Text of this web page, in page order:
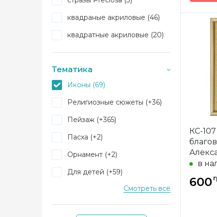
30х39 см (1)
24,5х60,5 см (1)
22х31 см (2)
45х71 (1)
55х77,5 см (2)
квадраные акриловые (46)
квадратные акриловые (20)
Тематика
Иконы (69)
Религиозные сюжеты (+36)
Пейзаж (+365)
Пасха (+2)
Орнамент (+2)
Для детей (+59)
Транспорт (+12)
Смотреть всё
Страна-
Размер
КС-
в
600